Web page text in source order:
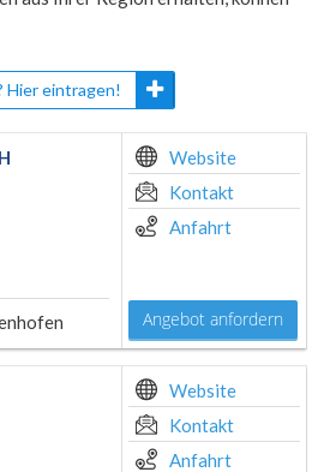
Hier eintragen!
Website
Kontakt
Anfahrt
Angebot anfordern
Website
Kontakt
Anfahrt